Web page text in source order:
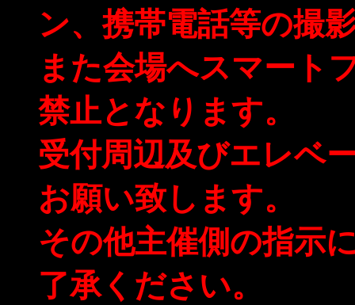
ン、携帯電話等の撮
また会場へスマート
禁止となります。
受付周辺及びエレベ
お願い致します。
その他主催側の指示
了承ください。